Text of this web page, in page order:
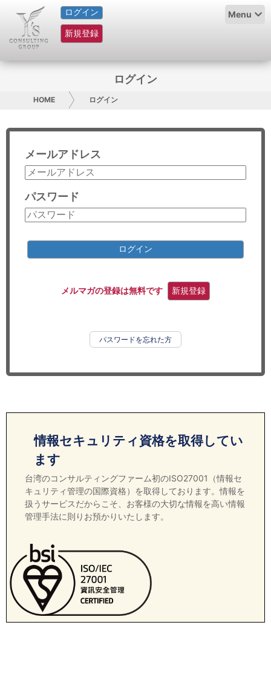
ログイン
新規登録
Menu
HOME
サービス紹介
グループ概要
採用情報
お問い合わせ
コンサルティング
リサーチ
ログイン
HOME ログイン
メールアドレス
パスワード
ログイン
メルマガの登録は無料です 新規登録
パスワードを忘れた方
情報セキュリティ資格を取得してい
ます
台湾のコンサルティングファーム初のISO27001（情報セ
キュリティ管理の国際資格）を取得しております。情報を
扱うサービスだからこそ、お客様の大切な情報を高い情報
管理手法に則りお預かりいたします。